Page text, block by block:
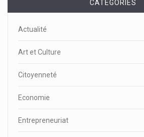
CATEGORIES
Actualité
Art et Culture
Citoyenneté
Economie
Entrepreneuriat